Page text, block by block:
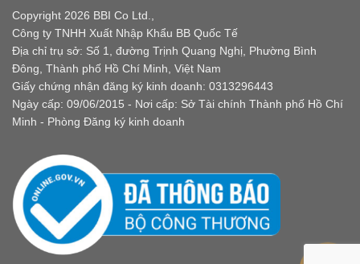
Copyright 2026 BBI Co Ltd.,
Công ty TNHH Xuất Nhập Khẩu BB Quốc Tế
Địa chỉ trụ sở: Số 1, đường Trịnh Quang Nghị, Phường Bình
Đông, Thành phố Hồ Chí Minh, Việt Nam
Giấy chứng nhận đăng ký kinh doanh: 0313296443
Ngày cấp: 09/06/2015 - Nơi cấp: Sở Tài chính Thành phố Hồ Chí
Minh - Phòng Đăng ký kinh doanh